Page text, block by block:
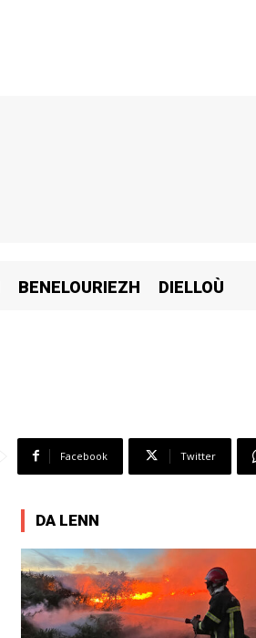
BENELOURIEZH DIELLOÙ
Facebook Twitter
DA LENN